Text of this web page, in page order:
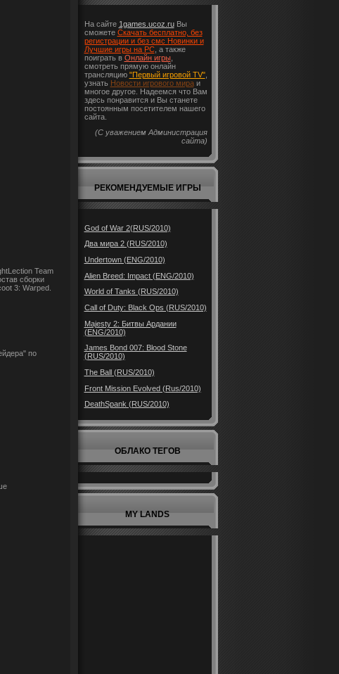
Team
сборки
3: Warped.
по
На сайте 1games.ucoz.ruВы
сможете Скачать бесплатно, без
регистрации и без смс Новинки и
Лучшие игры на PC, а также
поиграть в Онлайн игры,
смотреть прямую онлайн
трансляцию "Первый игровой TV",
узнать Новости игрового мираи
многое другое. Надеемся что Вам
здесь понравится и Вы станете
постоянным посетителем нашего
сайта.
(С уважением Администрация
сайта)
РЕКОМЕНДУЕМЫЕ ИГРЫ
God of War 2(RUS/2010)
Два мира 2 (RUS/2010)
Undertown (ENG/2010)
Alien Breed: Impact (ENG/2010)
World of Tanks (RUS/2010)
Call of Duty: Black Ops (RUS/2010)
Majesty 2: Битвы Ардании
(ENG/2010)
James Bond 007: Blood Stone
(RUS/2010)
The Ball (RUS/2010)
Front Mission Evolved (Rus/2010)
DeathSpank (RUS/2010)
ОБЛАКО ТЕГОВ
MY LANDS